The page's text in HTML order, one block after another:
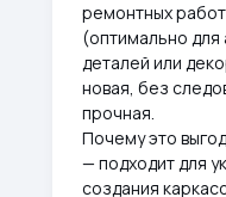
ремонтных
(оптимально для
деталей или
новая, без
прочная.
Почему это
— подходит для
создания